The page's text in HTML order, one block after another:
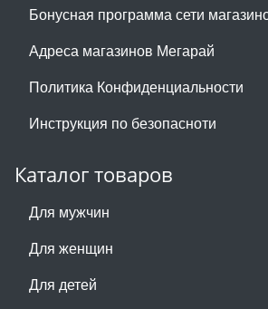
Бонусная программа сети
Адреса магазинов Мегарай
Политика Конфиденциальности
Инструкция по безопасноти
Каталог товаров
Для мужчин
Для женщин
Для детей